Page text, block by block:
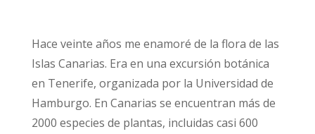
Hace veinte años me enamoré de la flora de las
Islas Canarias. Era en una excursión botánica
en Tenerife, organizada por la Universidad de
Hamburgo. En Canarias se encuentran más de
2000 especies de plantas, incluidas casi 600